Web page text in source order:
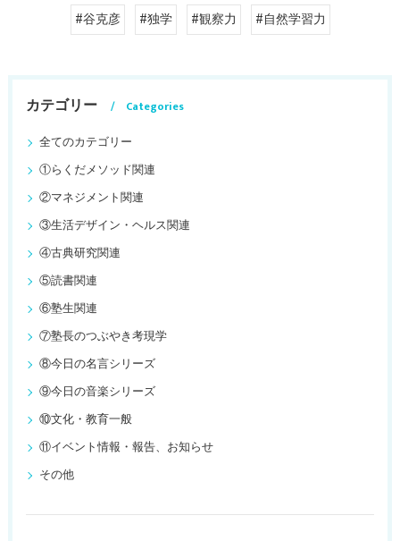
#谷克彦 #独学 #観察力 #自然学習力
カテゴリー
Categories
全てのカテゴリー
①らくだメソッド関連
②マネジメント関連
③生活デザイン・ヘルス関連
④古典研究関連
⑤読書関連
⑥塾生関連
⑦塾長のつぶやき考現学
⑧今日の名言シリーズ
⑨今日の音楽シリーズ
⑩文化・教育一般
⑪イベント情報・報告、お知らせ
その他